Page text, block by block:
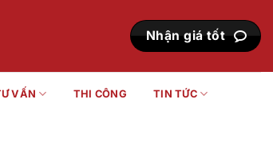
Nhận giá tốt
VẤN THI CÔNG TIN TỨC